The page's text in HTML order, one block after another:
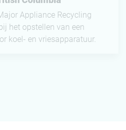
Appliance Recycling
het opstellen van een
koel- en vriesapparatuur.